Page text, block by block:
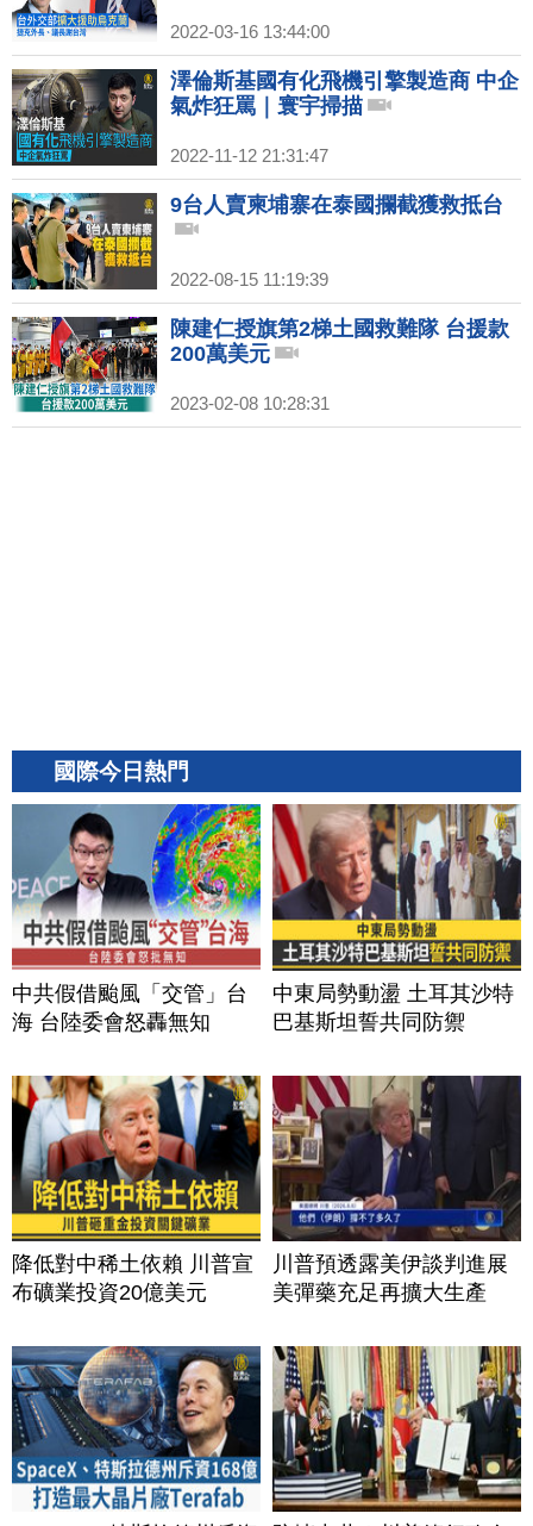
2022-03-16 13:44:00
澤倫斯基國有化飛機引擎製造商 中企
氣炸狂罵｜寰宇掃描
2022-11-12 21:31:47
9台人賣柬埔寨在泰國攔截獲救抵台
2022-08-15 11:19:39
陳建仁授旗第2梯土國救難隊 台援款
200萬美元
2023-02-08 10:28:31
國際今日熱門
中共假借颱風「交管」台
海 台陸委會怒轟無知
中東局勢動盪 土耳其沙特
巴基斯坦誓共同防禦
降低對中稀土依賴 川普宣
布礦業投資20億美元
川普預透露美伊談判進展
美彈藥充足再擴大生產